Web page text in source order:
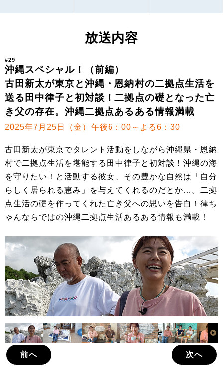
放送内容
#29
沖縄スペシャル！（前編）
古田新太が東京と沖縄・恩納村の二拠点生活を
送る田中律子と初対談！二拠点の礎となった亡
き父の存在。沖縄二拠点あるある情報満載
2025年7月25日（金）午後6：00～よる6：30
古田新太が東京でタレント活動をしながら沖縄県・恩納
村で二拠点生活を堪能する田中律子と初対談！沖縄の海
を守りたい！と活動する彼女、その豊かな自然は「自分
らしく居られる恵み」を与えてくれるのだとか…。二拠
点生活の礎を作ってくれた亡き父への思いを告白！律ち
ゃんならではの沖縄二拠点生活あるある情報も満載！
前へ 次へ